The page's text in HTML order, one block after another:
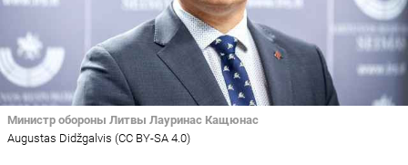
Министр обороны Литвы Лауринас Кащюнас
Augustas Didžgalvis (CC BY-SA 4.0)